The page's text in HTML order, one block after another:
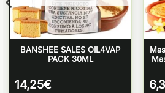
BANSHEE SALES OIL4VAP
PACK 30ML
14,25€